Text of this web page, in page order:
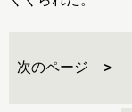
次のページ